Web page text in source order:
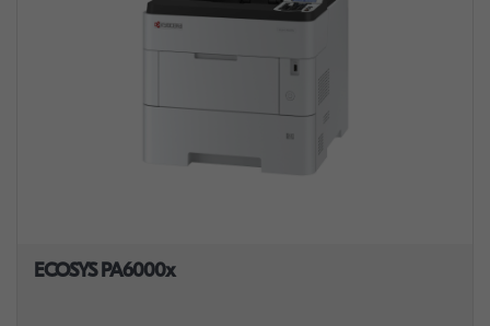
ECOSYS PA6000x